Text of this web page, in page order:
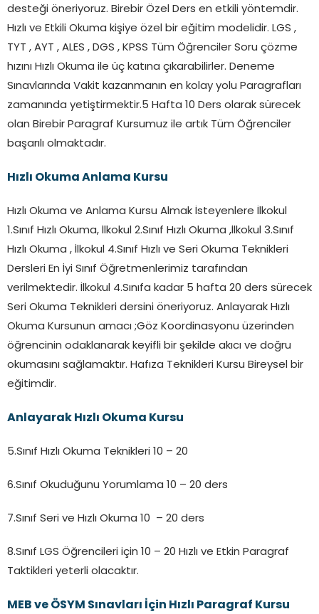
desteği öneriyoruz. Birebir Özel Ders en etkili yöntemdir.
Hızlı ve Etkili Okuma kişiye özel bir eğitim modelidir. LGS ,
TYT , AYT , ALES , DGS , KPSS Tüm Öğrenciler Soru çözme
hızını Hızlı Okuma ile üç katına çıkarabilirler. Deneme
Sınavlarında Vakit kazanmanın en kolay yolu Paragrafları
zamanında yetiştirmektir.5 Hafta 10 Ders olarak sürecek
olan Birebir Paragraf Kursumuz ile artık Tüm Öğrenciler
başarılı olmaktadır.
Hızlı Okuma Anlama Kursu
Hızlı Okuma ve Anlama Kursu Almak İsteyenlere İlkokul
1.Sınıf Hızlı Okuma, İlkokul 2.Sınıf Hızlı Okuma ,İlkokul 3.Sınıf
Hızlı Okuma , İlkokul 4.Sınıf Hızlı ve Seri Okuma Teknikleri
Dersleri En İyi Sınıf Öğretmenlerimiz tarafından
verilmektedir. İlkokul 4.Sınıfa kadar 5 hafta 20 ders sürecek
Seri Okuma Teknikleri dersini öneriyoruz. Anlayarak Hızlı
Okuma Kursunun amacı ;Göz Koordinasyonu üzerinden
öğrencinin odaklanarak keyifli bir şekilde akıcı ve doğru
okumasını sağlamaktır. Hafıza Teknikleri Kursu Bireysel bir
eğitimdir.
Anlayarak Hızlı Okuma Kursu
5.Sınıf Hızlı Okuma Teknikleri 10 – 20
6.Sınıf Okuduğunu Yorumlama 10 – 20 ders
7.Sınıf Seri ve Hızlı Okuma 10 – 20 ders
8.Sınıf LGS Öğrencileri için 10 – 20 Hızlı ve Etkin Paragraf
Taktikleri yeterli olacaktır.
MEB ve ÖSYM Sınavları İçin Hızlı Paragraf Kursu